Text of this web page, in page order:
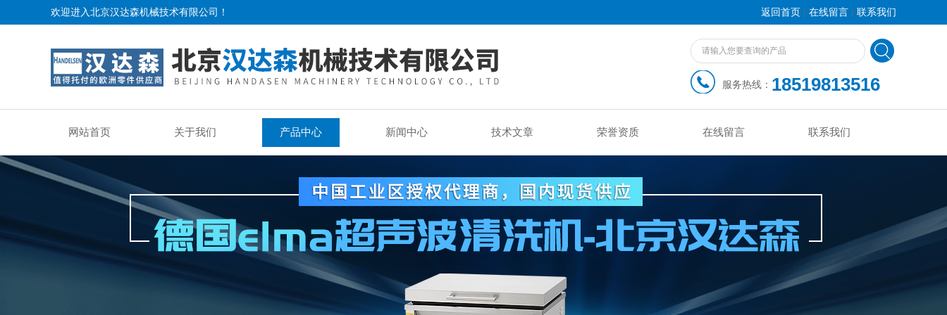
欢迎进入北京汉达森机械技术有限公司！ 返回首页 | 在线留言 | 联系我们
服务热线： 18519813516
网站首页 关于我们 产品中心 新闻中心 技术文章 荣誉资质 在线留言 联系我们